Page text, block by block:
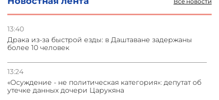
13:40
Драка из-за быстрой езды: в Даштаване задержаны
более 10 человек
13:24
«Осуждение - не политическая категория»: депутат об
утечке данных дочери Царукяна
закрытые двери нет смысла
04.08.2026
СМИ: США требуют от Ирана нейтрализовать ядерное
04.08.2026
Иран планировал удар по трем объектам на Украине в